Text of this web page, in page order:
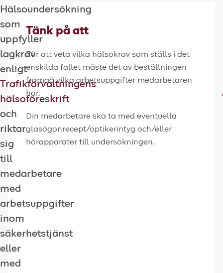
Tänk på att
För att veta vilka hälsokrav som ställs i det
enskilda fallet måste det av beställningen
framgå vilka arbetsuppgifter medarbetaren
har.
Din medarbetare ska ta med eventuella
glasögonrecept/optikerintyg och/eller
hörapparater till undersökningen.
Hälsoundersökning
som
uppfyller
lagkrav
enligt
Trafikförvaltningens
hälsoföreskrift
och
riktar
sig
till
medarbetare
med
arbetsuppgifter
inom
säkerhetstjänst
eller
med